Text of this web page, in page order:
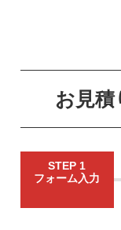
お見積
STEP 1
フォーム入力